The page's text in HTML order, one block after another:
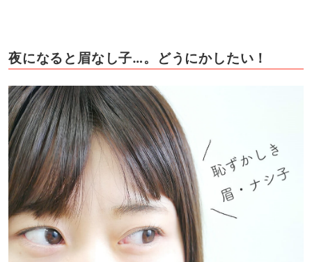
夜になると眉なし子…。どうにかしたい！